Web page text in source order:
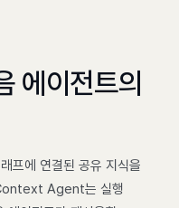
에이전트의
프에 연결된 공유 지식을
Agent는 실행